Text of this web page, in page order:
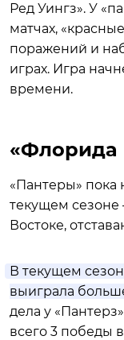
Ред Уингз». У
матчах,
поражений и
играх. Игра
времени.
«Флорида
«Пантеры» пока
текущем сезоне
Востоке,
В текущем
выиграла
дела у
всего 3 победы